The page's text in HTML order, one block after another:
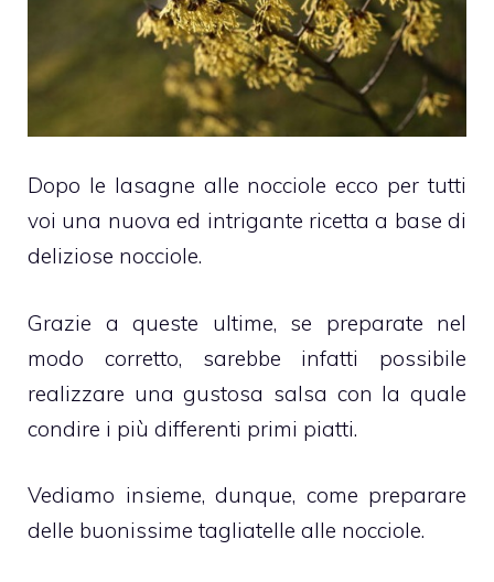
Dopo le lasagne alle nocciole ecco per tutti
voi una nuova ed intrigante ricetta a base di
deliziose nocciole.
Grazie a queste ultime, se preparate nel
modo corretto, sarebbe infatti possibile
realizzare una gustosa salsa con la quale
condire i più differenti primi piatti.
Vediamo insieme, dunque, come preparare
delle buonissime tagliatelle alle nocciole.